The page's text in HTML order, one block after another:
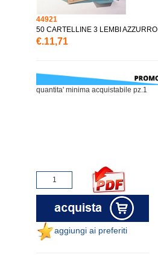
44921
50 CARTELLINE 3 LEMBI AZZURRO
€.11,71
quantita' minima acquistabile pz.1
aggiungi ai preferiti